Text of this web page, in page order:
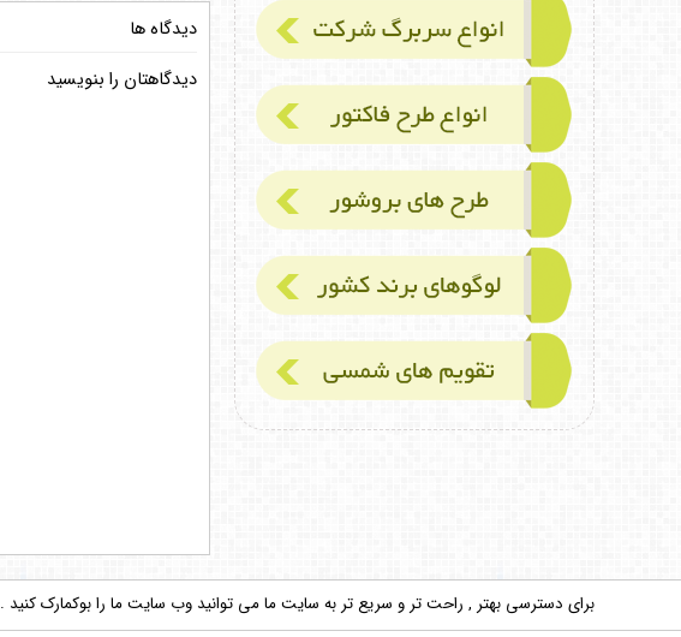
دیدگاه ها
دیدگاهتان را بنویسید
برای دسترسی بهتر , راحت تر و سریع تر به سایت ما می توانید وب سایت ما را بوکمارک کنید .